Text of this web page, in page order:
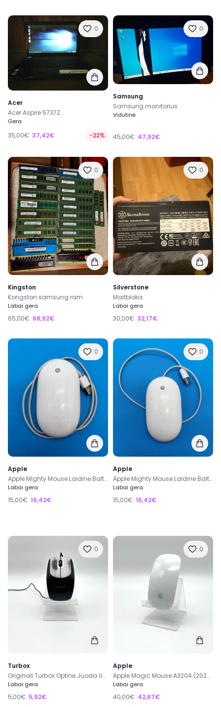
0
Acer
Acer Aspire 5737Z
Gera
35,00€ 37,42€ -22%
0
Samsung
Samsung monitorius
Vidutinė
45,00€ 47,92€
0
Kingston
Kongston samsung ram
Labai gera
65,00€ 68,92€
0
Silverstone
Maitblokis
Labai gera
30,00€ 32,17€
0
Apple
Apple Mighty Mouse Laidinė Balta Pelė A1152 EMC No.: 2058
Labai gera
15,00€ 16,42€
0
Apple
Apple Mighty Mouse Laidinė Balta Pelė A1152 EMC No.: 2058
Labai gera
15,00€ 16,42€
0
Turbox
Originali Turbox Optinė Juoda USB Laidinė Pelė
Labai gera
5,00€ 5,92€
0
Apple
Apple Magic Mouse A3204 (2024) Wireless Belaidė Pelė
Labai gera
40,00€ 42,67€